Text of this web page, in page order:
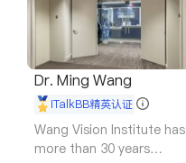
Dr. Ming Wang
iTalkBB精英认证
Wang Vision Institute has
more than 30 years